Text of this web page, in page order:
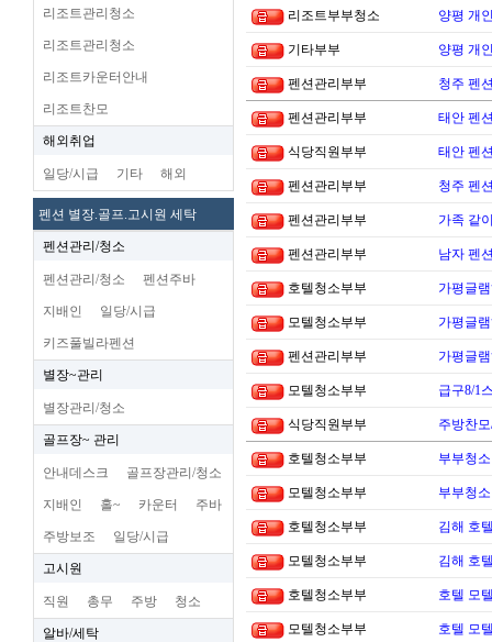
리조트관리청소
리조트관리청소
리조트카운터안내
리조트찬모
해외취업
일당/시급 기타 해외
펜션 별장.골프.고시원 세탁
펜션관리/청소
펜션관리/청소 펜션주바
지배인 일당/시급
키즈풀빌라펜션
별장~관리
별장관리/청소
골프장~ 관리
안내데스크 골프장관리/청소
지배인 홀~ 카운터 주바
주방보조 일당/시급
고시원
직원 총무 주방 청소
알바/세탁
리조트부부청소 양평 개
기타부부 양평 개
펜션관리부부 청주 펜
펜션관리부부 태안 펜
식당직원부부 태안 펜
펜션관리부부 청주 펜
펜션관리부부 가족 같
펜션관리부부 남자 펜
호텔청소부부 가평글
모텔청소부부 가평글
펜션관리부부 가평글
모텔청소부부 급구8/1
식당직원부부 주방찬
호텔청소부부 부부청
모텔청소부부 부부청
호텔청소부부 김해 호
모텔청소부부 김해 호
호텔청소부부 호텔 모
모텔청소부부 호텔 모